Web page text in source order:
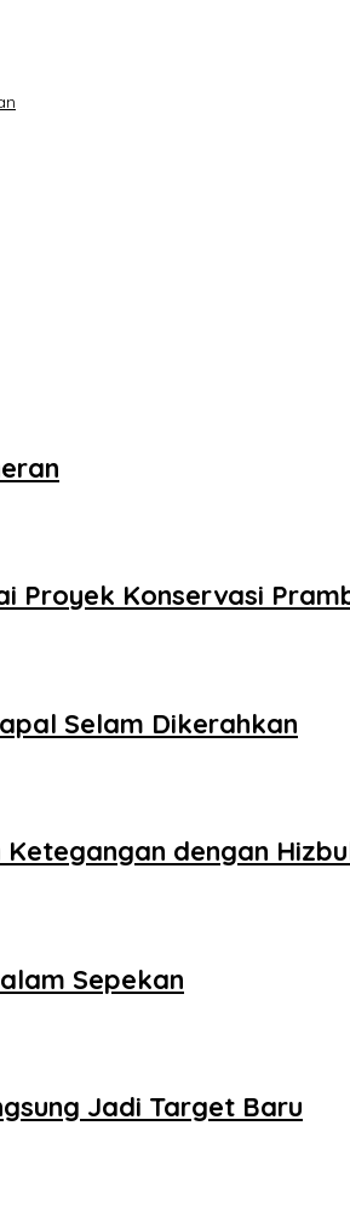
Proyek Konservasi
Selam Dikerahkan
dengan
Sepekan
Jadi Target Baru